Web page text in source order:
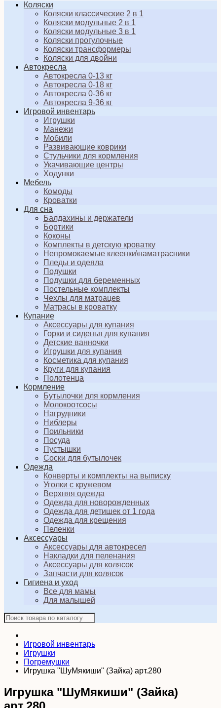
Коляски
Коляски классические 2 в 1
Коляски модульные 2 в 1
Коляски модульные 3 в 1
Коляски прогулочные
Коляски трансформеры
Коляски для двойни
Автокресла
Автокресла 0-13 кг
Автокресла 0-18 кг
Автокресла 0-36 кг
Автокресла 9-36 кг
Игровой инвентарь
Игрушки
Манежи
Мобили
Развивающие коврики
Стульчики для кормления
Укачивающие центры
Ходунки
Мебель
Комоды
Кроватки
Для сна
Балдахины и держатели
Бортики
Коконы
Комплекты в детскую кроватку
Непромокаемые клеенки\наматрасники
Пледы и одеяла
Подушки
Подушки для беременных
Постельные комплекты
Чехлы для матрацев
Матрасы в кроватку
Купание
Аксессуары для купания
Горки и сиденья для купания
Детские ванночки
Игрушки для купания
Косметика для купания
Круги для купания
Полотенца
Кормление
Бутылочки для кормления
Молокоотсосы
Нагрудники
Ниблеры
Поильники
Посуда
Пустышки
Соски для бутылочек
Одежда
Конверты и комплекты на выписку
Уголки с кружевом
Верхняя одежда
Одежда для новорожденных
Одежда для детишек от 1 года
Одежда для крещения
Пеленки
Аксессуары
Аксессуары для автокресел
Накладки для пеленания
Аксессуары для колясок
Запчасти для колясок
Гигиена и уход
Все для мамы
Для малышей
Игровой инвентарь
Игрушки
Погремушки
Игрушка "ШуМякиши" (Зайка) арт.280
Игрушка "ШуМякиши" (Зайка)